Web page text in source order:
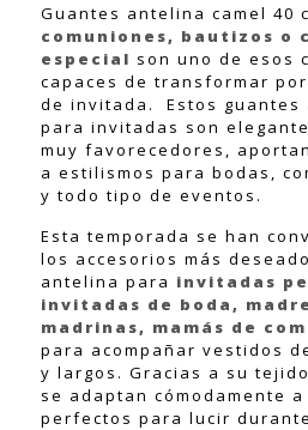
Guantes antelina camel 40
comuniones, bautizos o
especial son uno de esos
capaces de transformar
de invitada. Estos guantes
para invitadas son
muy favorecedores,
a estilismos para bodas,
y todo tipo de eventos.
Esta temporada se han
los accesorios más
antelina para invitadas
invitadas de boda,
madrinas, mamás de
para acompañar vestidos
y largos. Gracias a su
se adaptan cómodamente
perfectos para lucir